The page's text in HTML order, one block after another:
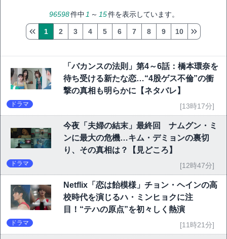
96598件中 1 ～ 15件を表示しています。
1 2 3 4 5 6 7 8 9 10
「バカンスの法則」第4～6話：橋本環奈を
待ち受ける新たな恋…“4股ゲス不倫”の衝
撃の真相も明らかに【ネタバレ】
ドラマ [13時17分]
今夜「夫婦の結末」最終回 ナムグン・ミ
ンに最大の危機…キム・デミョンの裏切
り、その真相は？【見どころ】
ドラマ [12時47分]
Netflix「恋は飴模様」チョン・ヘインの高
校時代を演じるハ・ミンヒョクに注
目！“テハの原点”を初々しく熱演
ドラマ [11時21分]